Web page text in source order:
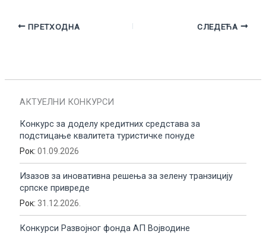
ПРЕТХОДНА СЛЕДЕЋА
АКТУЕЛНИ КОНКУРСИ
Конкурс за доделу кредитних средстава за
подстицање квалитета туристичке понуде
Рок: 01.09.2026
Изазов за иновативна решења за зелену транзицију
српске привреде
Рок: 31.12.2026.
Конкурси Развојног фонда АП Војводине